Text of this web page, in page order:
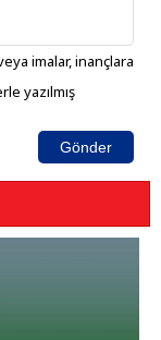
imalar, inançlara
yazılmış
Gönder